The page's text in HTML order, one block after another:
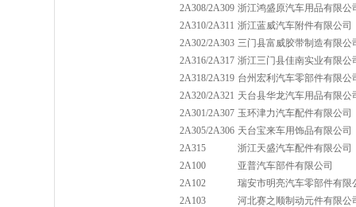
2A308/2A309 浙江鸿盛原汽车用品有限公
2A310/2A311 浙江蓝威汽车附件有限公司
2A302/2A303 三门县富威胶带制造有限公
2A316/2A317 浙江三门县佳南实业有限公
2A318/2A319 台州宏利汽车零部件有限公
2A320/2A321 天台县华龙汽车用品有限公
2A301/2A307 玉环津力汽车配件有限公司
2A305/2A306 天台宝来车用饰品有限公司
2A315
浙江天盛汽车配件有限公司
2A100
亚普汽车部件有限公司
2A102
瑞安市明亮汽车零部件有限
2A103
河北赛之顺制动元件有限公